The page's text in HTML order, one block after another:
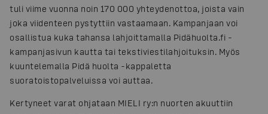
tuli viime vuonna noin 170 000 yhteydenottoa, joista vain
joka viidenteen pystyttiin vastaamaan. Kampanjaan voi
osallistua kuka tahansa lahjoittamalla Pidähuolta.fi -
kampanjasivun kautta tai tekstiviestilahjoituksin. Myös
kuuntelemalla Pidä huolta -kappaletta
suoratoistopalveluissa voi auttaa.
Kertyneet varat ohjataan MIELI ry:n nuorten akuuttiin